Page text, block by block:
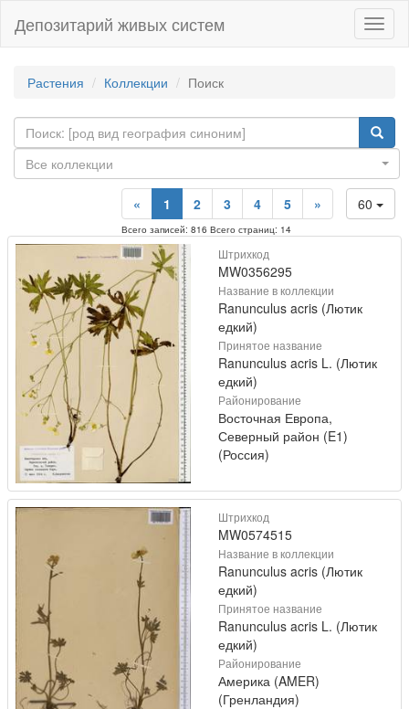
Депозитарий живых систем
Растения Коллекции Поиск
Все коллекции
60
« 1 2 3 4 5 »
Всего записей: 816 Всего страниц: 14
Штрихкод
MW0356295
Название в коллекции
Ranunculus acris (Лютик
едкий)
Принятое название
Ranunculus acris L. (Лютик
едкий)
Районирование
Восточная Европа,
Северный район (E1)
(Россия)
Штрихкод
MW0574515
Название в коллекции
Ranunculus acris (Лютик
едкий)
Принятое название
Ranunculus acris L. (Лютик
едкий)
Районирование
Америка (AMER)
(Гренландия)